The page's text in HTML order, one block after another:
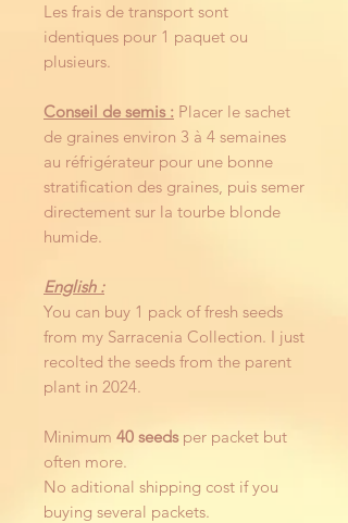
Les frais de transport sont
identiques pour 1 paquet ou
plusieurs.
Conseil de semis : Placer le sachet
de graines environ 3 à 4 semaines
au réfrigérateur pour une bonne
stratification des graines, puis semer
directement sur la tourbe blonde
humide.
English :
You can buy 1 pack of fresh seeds
from my Sarracenia Collection. I just
recolted the seeds from the parent
plant in 2024.
Minimum 40 seedsper packet but
often more.
No aditional shipping cost if you
buying several packets.